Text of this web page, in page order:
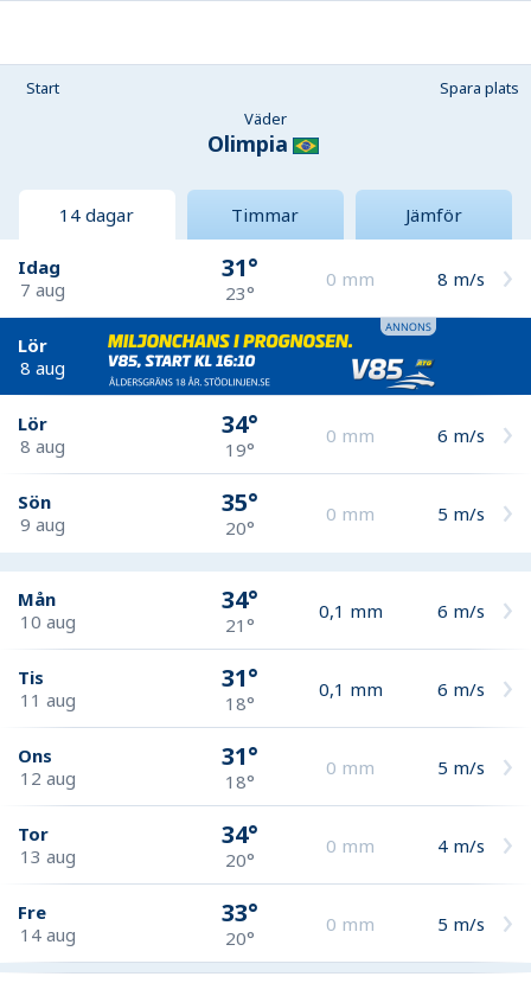
Start
Spara plats
Väder
Olimpia
14 dagar Timmar Jämför
Idag
7 aug
31°
23°
0 mm 8 m/s
Lör
8 aug
Lör
8 aug
34°
19°
0 mm 6 m/s
Sön
9 aug
35°
20°
0 mm 5 m/s
Mån
10 aug
34°
21°
0,1 mm 6 m/s
Tis
11 aug
31°
18°
0,1 mm 6 m/s
Ons
12 aug
31°
18°
0 mm 5 m/s
Tor
13 aug
34°
20°
0 mm 4 m/s
Fre
14 aug
33°
20°
0 mm 5 m/s